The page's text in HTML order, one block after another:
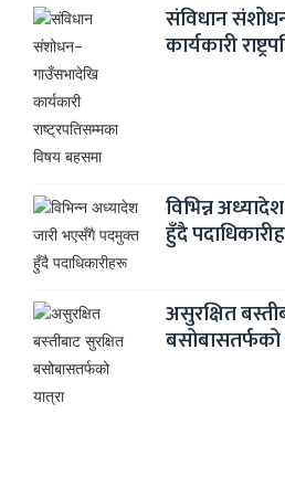
संविधान
कार्यकारी
विभिन्न
हुँदै
असुरक्षित
बसोबासतर्फको